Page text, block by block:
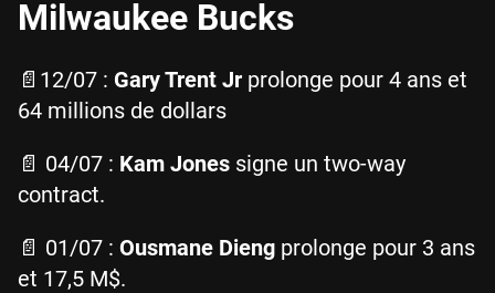
Milwaukee Bucks
📄12/07 : Gary Trent Jr prolonge pour 4 ans et
64 millions de dollars
📄 04/07 : Kam Jones signe un two-way
contract.
📄 01/07 : Ousmane Dieng prolonge pour 3 ans
et 17,5 M$.